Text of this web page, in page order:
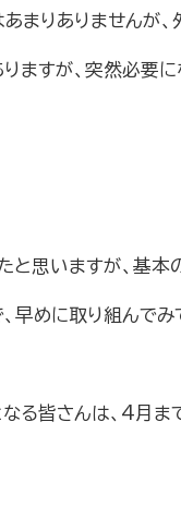
まりありませんが、
ますが、突然必要
思いますが、基本
早めに取り組んでみ
る皆さんは、4月